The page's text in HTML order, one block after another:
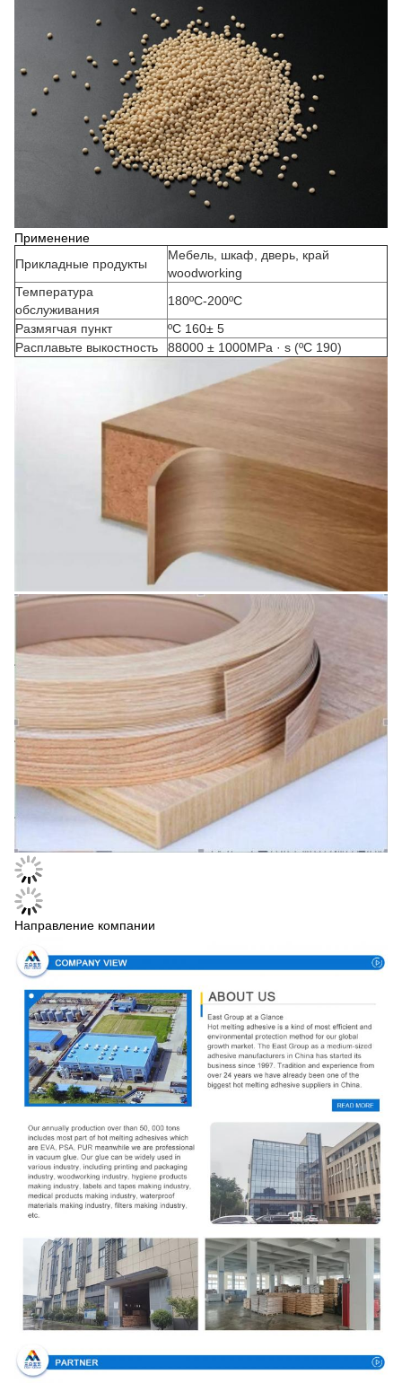
Применение
Прикладные продукты
Мебель, шкаф, дверь, край
woodworking
Температура
обслуживания
180ºC-200ºC
Размягчая пункт
ºC 160± 5
Расплавьте выкостность
88000 ± 1000MPa · s (ºC 190)
Направление компании